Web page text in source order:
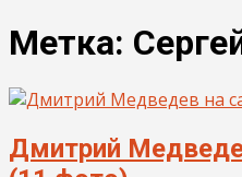
Метка:
Дмитрий